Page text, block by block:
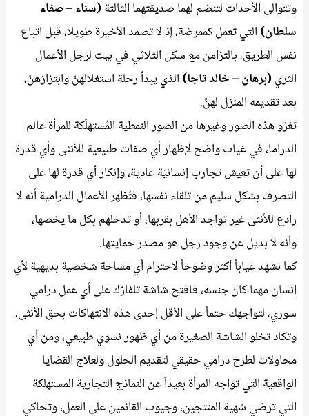
وتتوالى الأحداث لتنضم لهما صديقتهما الثالثة(سناء – صفاء
سلطان) التي تعمل كممرضة، إذ لا تصمد الأخيرة طويلا، قبل اتباع
نفس الطريق، بالتزامن مع سكن الثلاثي في بيت لرجل الأعمال
الثري(برهان – خالد تاجا) الذي يبدأ رحلة استغلالهنَّ وابتزازهنَّ،
بعد تقديمه المنزل لهنَّ.
تغزو هذه الصور وغيرها من الصور النمطية المُستهلَكة للمرأة عالم
الدراما، في غياب واضح لإظهار أي صفات طبيعية للأنثى وأي قدرة
لها على أن تعيش تجارب إنسانيّة عادية، وإنكار أي قدرة لها على
التصرف بشكل سليم من تلقاء نفسها، فتُظهر الأعمال الدرامية أنه لا
رادع للأنثى غير تواجد الأهل بقربها، أو تدخلهم بكل ما يخصها،
وأنه لا بديل عن وجود رجل هو مصدر حمايتها.
كما نشهد غياباً أكثر وضوحاً لاحترام أي مساحة شخصية بديهية لأي
إنسان مهما كان جنسه، فافتح شاشة تلفازك على أي عمل درامي
سوري، لتواجهك حتماً على الأقل إحدى هذه الانتهاكات بحق الأنثى،
وتكاد تخلو الشاشة الصغيرة من أي ظهور نسوي طبيعي، ومن أي
محاولات لطرح درامي حقيقي لتقديم الحلول ولعلاج القضايا
الواقعية التي تواجه المرأة بعيداً عن النماذج التجارية المستهلكة
التي ترضي شهية المنتجين، وجيوب القائمين على العمل، وتحاكي